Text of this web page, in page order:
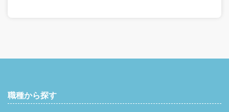
職種から探す